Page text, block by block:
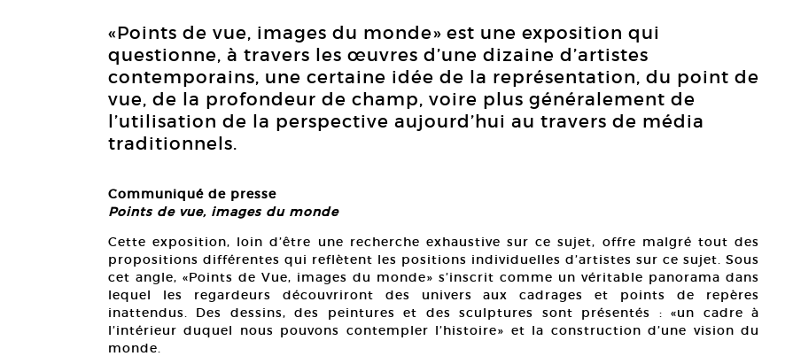
«Points de vue, images du monde» est une exposition qui
questionne, à travers les œuvres d’une dizaine d’artistes
contemporains, une certaine idée de la représentation, du point de
vue, de la profondeur de champ, voire plus généralement de
l’utilisation de la perspective aujourd’hui au travers de média
traditionnels.
Communiqué de presse
Points de vue, images du monde
Cette exposition, loin d’être une recherche exhaustive sur ce sujet, offre malgré tout des
propositions différentes qui reflètent les positions individuelles d’artistes sur ce sujet. Sous
cet angle, «Points de Vue, images du monde» s’inscrit comme un véritable panorama dans
lequel les regardeurs découvriront des univers aux cadrages et points de repères
inattendus. Des dessins, des peintures et des sculptures sont présentés : «un cadre à
l’intérieur duquel nous pouvons contempler l’histoire» et la construction d’une vision du
monde.